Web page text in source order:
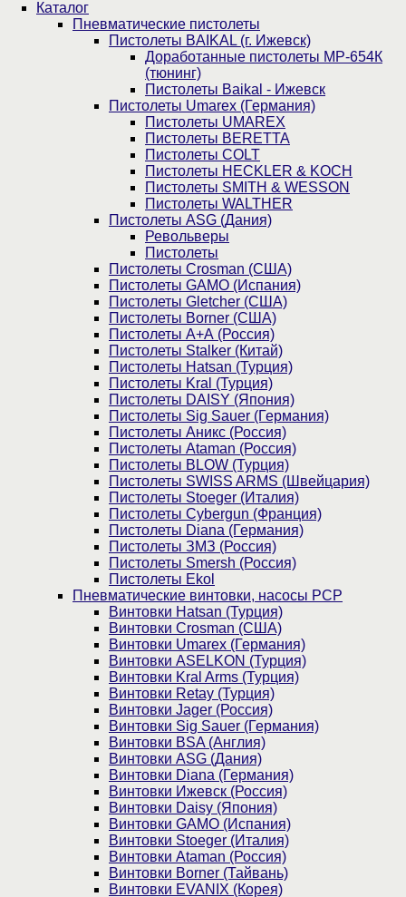
Каталог
Пнев­ма­ти­чес­кие пистолеты
Пистолеты BAIKAL (г. Ижевск)
Доработанные пистолеты МР-654К
(тюнинг)
Пистолеты Baikal - Ижевск
Пистолеты Umarex (Германия)
Пистолеты UMAREX
Пистолеты BERETTA
Пистолеты COLT
Пистолеты HECKLER & KOCH
Пистолеты SMITH & WESSON
Пистолеты WALTHER
Пистолеты ASG (Дания)
Револьверы
Пистолеты
Пистолеты Crosman (США)
Пистолеты GAMO (Испания)
Пистолеты Gletcher (США)
Пистолеты Borner (США)
Пистолеты А+А (Россия)
Пистолеты Stalker (Китай)
Пистолеты Hatsan (Турция)
Пистолеты Kral (Турция)
Пистолеты DAISY (Япония)
Пистолеты Sig Sauer (Германия)
Пистолеты Аникс (Россия)
Пистолеты Ataman (Россия)
Пистолеты BLOW (Турция)
Пистолеты SWISS ARMS (Швейцария)
Пистолеты Stoeger (Италия)
Пистолеты Cybergun (Франция)
Пистолеты Diana (Германия)
Пистолеты ЗМЗ (Россия)
Пистолеты Smersh (Россия)
Пистолеты Ekol
Пневматические винтовки, насосы PCP
Винтовки Hatsan (Турция)
Винтовки Crosman (США)
Винтовки Umarex (Германия)
Винтовки ASELKON (Турция)
Винтовки Kral Arms (Турция)
Винтовки Retay (Турция)
Винтовки Jager (Россия)
Винтовки Sig Sauer (Германия)
Винтовки BSA (Англия)
Винтовки ASG (Дания)
Винтовки Diana (Германия)
Винтовки Ижевск (Россия)
Винтовки Daisy (Япония)
Винтовки GAMO (Испания)
Винтовки Stoeger (Италия)
Винтовки Ataman (Россия)
Винтовки Borner (Тайвань)
Винтовки EVANIX (Корея)